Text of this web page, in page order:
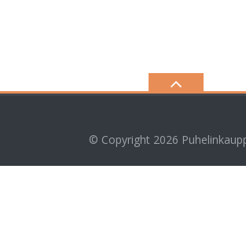
© Copyright 2026